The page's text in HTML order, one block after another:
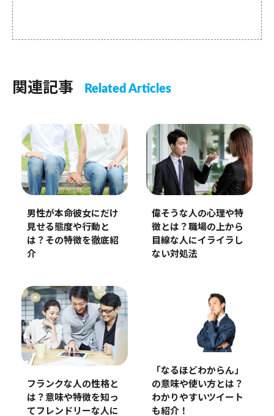
関連記事 Related Articles
男性が本命彼女にだけ
見せる態度や行動と
は？その特徴を徹底紹
介
偉そうな人の心理や特
徴とは？職場の上から
目線な人にイライラし
ない対処法
フランクな人の性格と
は？意味や特徴を知っ
てフレンドリーな人に
「なるほどわからん」
の意味や使い方とは？
わかりやすいツイート
も紹介！